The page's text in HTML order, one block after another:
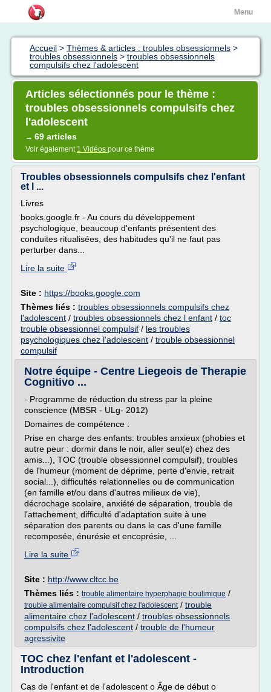
Menu
Accueil > Thèmes & articles : troubles obsessionnels >
troubles obsessionnels > troubles obsessionnels
compulsifs chez l'adolescent
Articles sélectionnés pour le thème :
troubles obsessionnels compulsifs chez
l'adolescent
→ 69 articles
Voir également 1 Vidéos pour ce thème
Troubles obsessionnels compulsifs chez l'enfant
et l ...
Livres
books.google.fr - Au cours du développement
psychologique, beaucoup d'enfants présentent des
conduites ritualisées, des habitudes qu'il ne faut pas
perturber dans...
Lire la suite
Site : https://books.google.com
Thèmes liés : troubles obsessionnels compulsifs chez
l'adolescent / troubles obsessionnels chez l enfant / toc
trouble obsessionnel compulsif / les troubles
psychologiques chez l'adolescent / trouble obsessionnel
compulsif
Notre équipe - Centre Liegeois de Therapie
Cognitivo ...
- Programme de réduction du stress par la pleine
conscience (MBSR - ULg- 2012)
Domaines de compétence :
Prise en charge des enfants: troubles anxieux (phobies et
autre peur : dormir dans le noir, aller seul(e) chez des
amis...), TOC (trouble obsessionnel compulsif), troubles
de l'humeur (moment de déprime, perte d'envie, retrait
social...), difficultés relationnelles ou de communication
(en famille et/ou dans d'autres milieux de vie),
décrochage scolaire, anxiété de séparation, trouble de
l'attachement, difficulté d'adaptation suite à une
séparation des parents ou dans le cas d'une famille
recomposée, énurésie et encoprésie, ...
Lire la suite
Site : http://www.cltcc.be
Thèmes liés : trouble alimentaire hyperphagie boulimique /
trouble alimentaire compulsif chez l'adolescent/ trouble
alimentaire chez l'adolescent / troubles obsessionnels
compulsifs chez l'adolescent / trouble de l'humeur
agressivite
TOC chez l'enfant et l'adolescent -
Introduction
Cas de l'enfant et de l'adolescent o Âge de début o